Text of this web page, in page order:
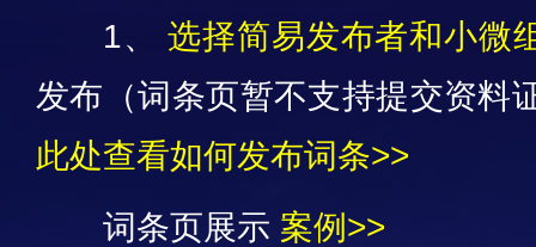
1、
选择简易发布者和小微
发布（词条页暂不支持提交资料
此处查看如何发布词条>>
词条页展示 案例>>